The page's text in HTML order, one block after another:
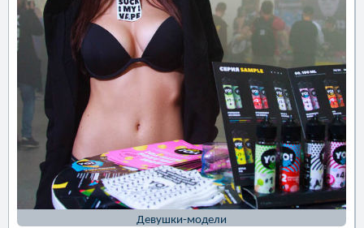
Девушки-модели